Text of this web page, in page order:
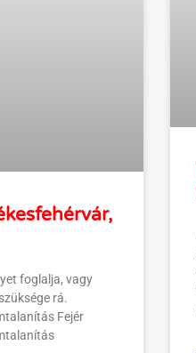
foglalja, vagy
rá.
Fejér